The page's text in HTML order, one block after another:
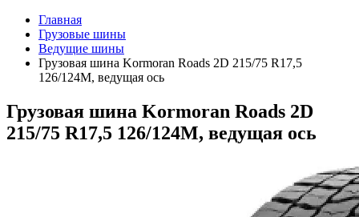
Главная
Грузовые шины
Ведущие шины
Грузовая шина Kormoran Roads 2D 215/75 R17,5
126/124M, ведущая ось
Грузовая шина Kormoran Roads 2D
215/75 R17,5 126/124M, ведущая ось